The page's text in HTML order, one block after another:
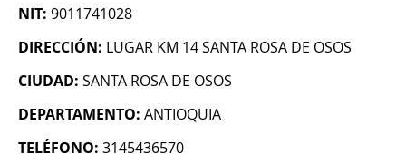
NIT: 9011741028
DIRECCIÓN: LUGAR KM 14 SANTA ROSA DE OSOS
CIUDAD: SANTA ROSA DE OSOS
DEPARTAMENTO: ANTIOQUIA
TELÉFONO: 3145436570